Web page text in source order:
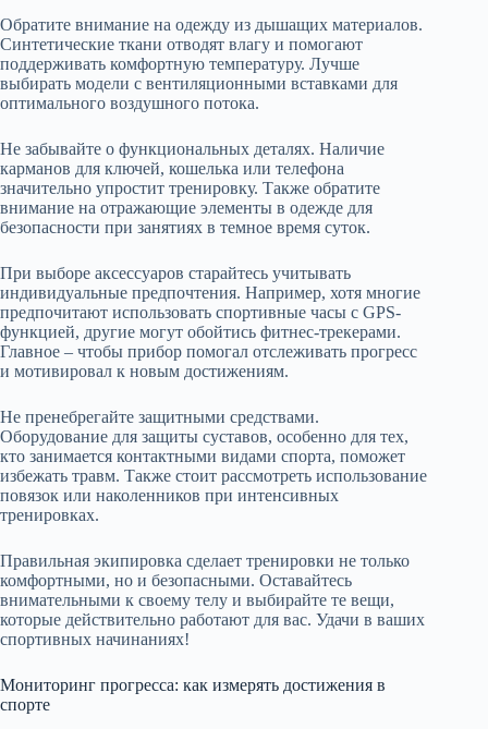
Обратите внимание на одежду из дышащих материалов.
Синтетические ткани отводят влагу и помогают
поддерживать комфортную температуру. Лучше
выбирать модели с вентиляционными вставками для
оптимального воздушного потока.
Не забывайте о функциональных деталях. Наличие
карманов для ключей, кошелька или телефона
значительно упростит тренировку. Также обратите
внимание на отражающие элементы в одежде для
безопасности при занятиях в темное время суток.
При выборе аксессуаров старайтесь учитывать
индивидуальные предпочтения. Например, хотя многие
предпочитают использовать спортивные часы с GPS-
функцией, другие могут обойтись фитнес-трекерами.
Главное – чтобы прибор помогал отслеживать прогресс
и мотивировал к новым достижениям.
Не пренебрегайте защитными средствами.
Оборудование для защиты суставов, особенно для тех,
кто занимается контактными видами спорта, поможет
избежать травм. Также стоит рассмотреть использование
повязок или наколенников при интенсивных
тренировках.
Правильная экипировка сделает тренировки не только
комфортными, но и безопасными. Оставайтесь
внимательными к своему телу и выбирайте те вещи,
которые действительно работают для вас. Удачи в ваших
спортивных начинаниях!
Мониторинг прогресса: как измерять достижения в
спорте